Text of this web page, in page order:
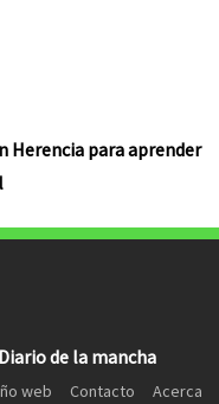
Herencia para aprender
Diario de la mancha
web Contacto
Acerca